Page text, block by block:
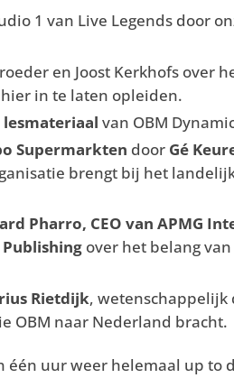
1 van Live Legends door
en Joost Kerkhofs over
in te laten opleiden.
van OBM
Supermarkten door Gé
brengt bij het
Pharro, CEO van APMG
Publishingover het belang van
Rietdijk, wetenschappelijk
OBM naar Nederland bracht.
één uur weer helemaal up to